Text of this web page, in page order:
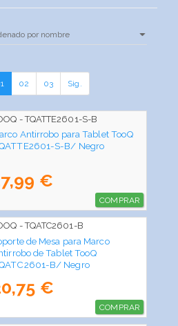
02 03 Sig.
- TQATTE2601-S-B
Antirrobo para Tablet TooQ
S-B/ Negro
€
COMPRAR
- TQATC2601-B
de Mesa para Marco
de Tablet TooQ
B/ Negro
€
COMPRAR